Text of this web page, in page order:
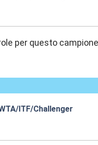
per questo
ITF/Challenger